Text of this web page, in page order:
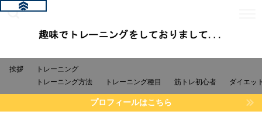
挨拶
トレーニング
トレーニング方法
トレーニング種目 筋トレ初心者 ダイエッ
プロフィールはこちら